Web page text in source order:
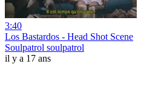
3:40
Los Bastardos - Head Shot Scene
Soulpatrol soulpatrol
il y a 17 ans